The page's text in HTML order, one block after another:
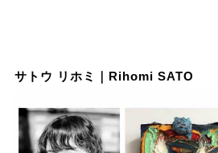
サトウ リホミ｜Rihomi SATO